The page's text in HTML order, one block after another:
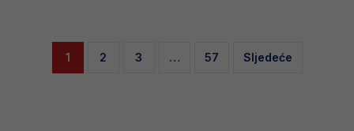
Posts
1 2 3 … 57 Sljedeće